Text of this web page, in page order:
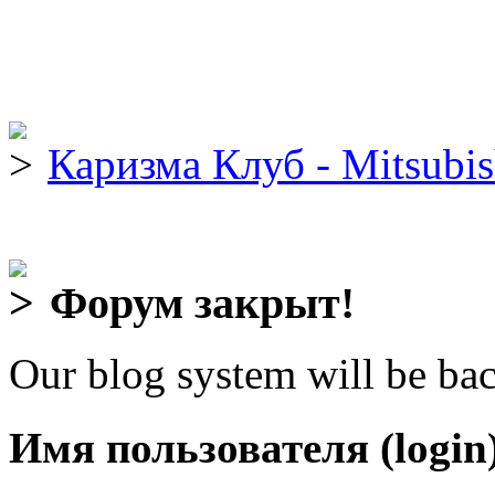
Каризма Клуб -
Форум закрыт!
Our blog system will be
Имя пользователя